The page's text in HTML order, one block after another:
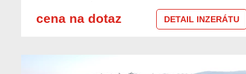
cena na dotaz DETAIL INZERÁTU